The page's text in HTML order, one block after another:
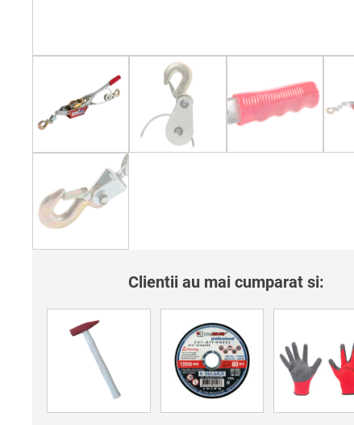
Clientii au mai cumparat si: